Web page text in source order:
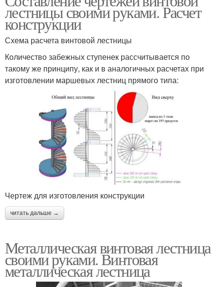
лестницы своими руками. Расчет
конструкции
Схема расчета винтовой лестницы
Количество забежных ступенек рассчитывается по
такому же принципу, как и в аналогичных расчетах при
изготовлении маршевых лестниц прямого типа:
Чертеж для изготовления конструкции
читать дальше →
Металлическая винтовая лестница
своими руками. Винтовая
металлическая лестница